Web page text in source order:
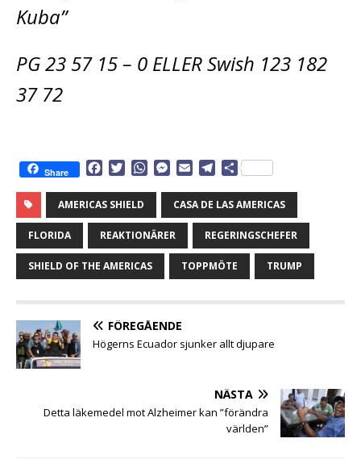
Kuba”
PG 23 57 15 – 0 ELLER Swish 123 182
37 72
Share
c
e
b
o
o
k
i
t
t
e
r
W
t
s
A
p
p
M
s
s
e
n
e
a
i
l
e
g
r
a
m
D
l
a
AMERICAS SHIELD CASA DE LAS AMERICAS
FLORIDA REAKTIONÄRER REGERINGSCHEFER
SHIELD OF THE AMERICAS TOPPMÖTE TRUMP
FÖREGÅENDE
Högerns Ecuador sjunker allt djupare
NÄSTA
Detta läkemedel mot Alzheimer kan ”förändra
världen”